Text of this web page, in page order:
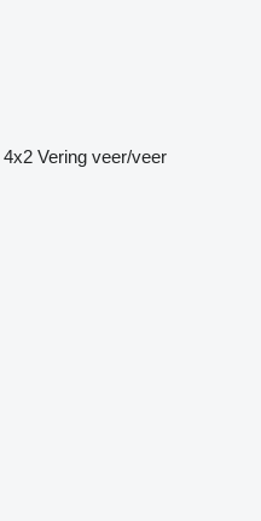
4x2 Vering veer/veer